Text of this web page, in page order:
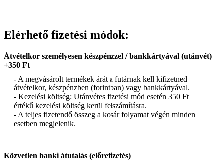
Elérhető fizetési módok:
Átvételkor személyesen készpénzzel / bankkártyával (utánvét)
+350 Ft
- A megvásárolt termékek árát a futárnak kell kifizetned
átvételkor, készpénzben (forintban) vagy bankkártyával.
- Kezelési költség: Utánvétes fizetési mód esetén 350 Ft
értékű kezelési költség kerül felszámításra.
- A teljes fizetendő összeg a kosár folyamat végén minden
esetben megjelenik.
Közvetlen banki átutalás (előrefizetés)